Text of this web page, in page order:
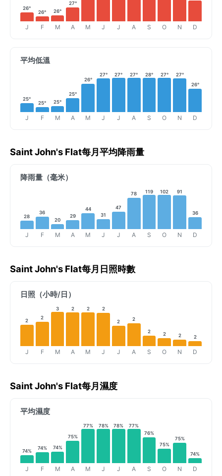
26°
J
26°
F
26°
M
27°
A M J J A S O N D
平均低溫
25°
J
25°
F
25°
M
25°
A
26°
M
27°
J
27°
J
27°
A
28°
S
27°
O
27°
N
26°
D
Saint John's Flat每月平均降雨量
降雨量（毫米）
28
J
36
F
20
M
29
A
44
M
31
J
47
J
78
A
119
S
102
O
91
N
36
D
Saint John's Flat每月日照時數
日照（小時/日）
2
J
2
F
3
M
2
A
2
M
2
J
2
J
2
A
2
S
2
O
2
N
2
D
Saint John's Flat每月濕度
平均濕度
74%
J
74%
F
74%
M
75%
A
77%
M
78%
J
78%
J
77%
A
76%
S
75%
O
75%
N
74%
D